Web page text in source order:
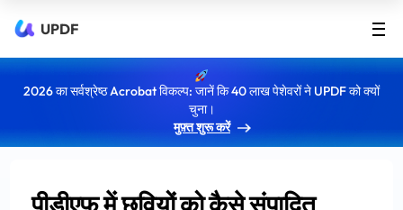
UPDF
2026 का सर्वश्रेष्ठ Acrobat विकल्प: जानें कि 40 लाख पेशेवरों ने UPDF को क्यों
चुना।
मुफ़्त शुरू करें